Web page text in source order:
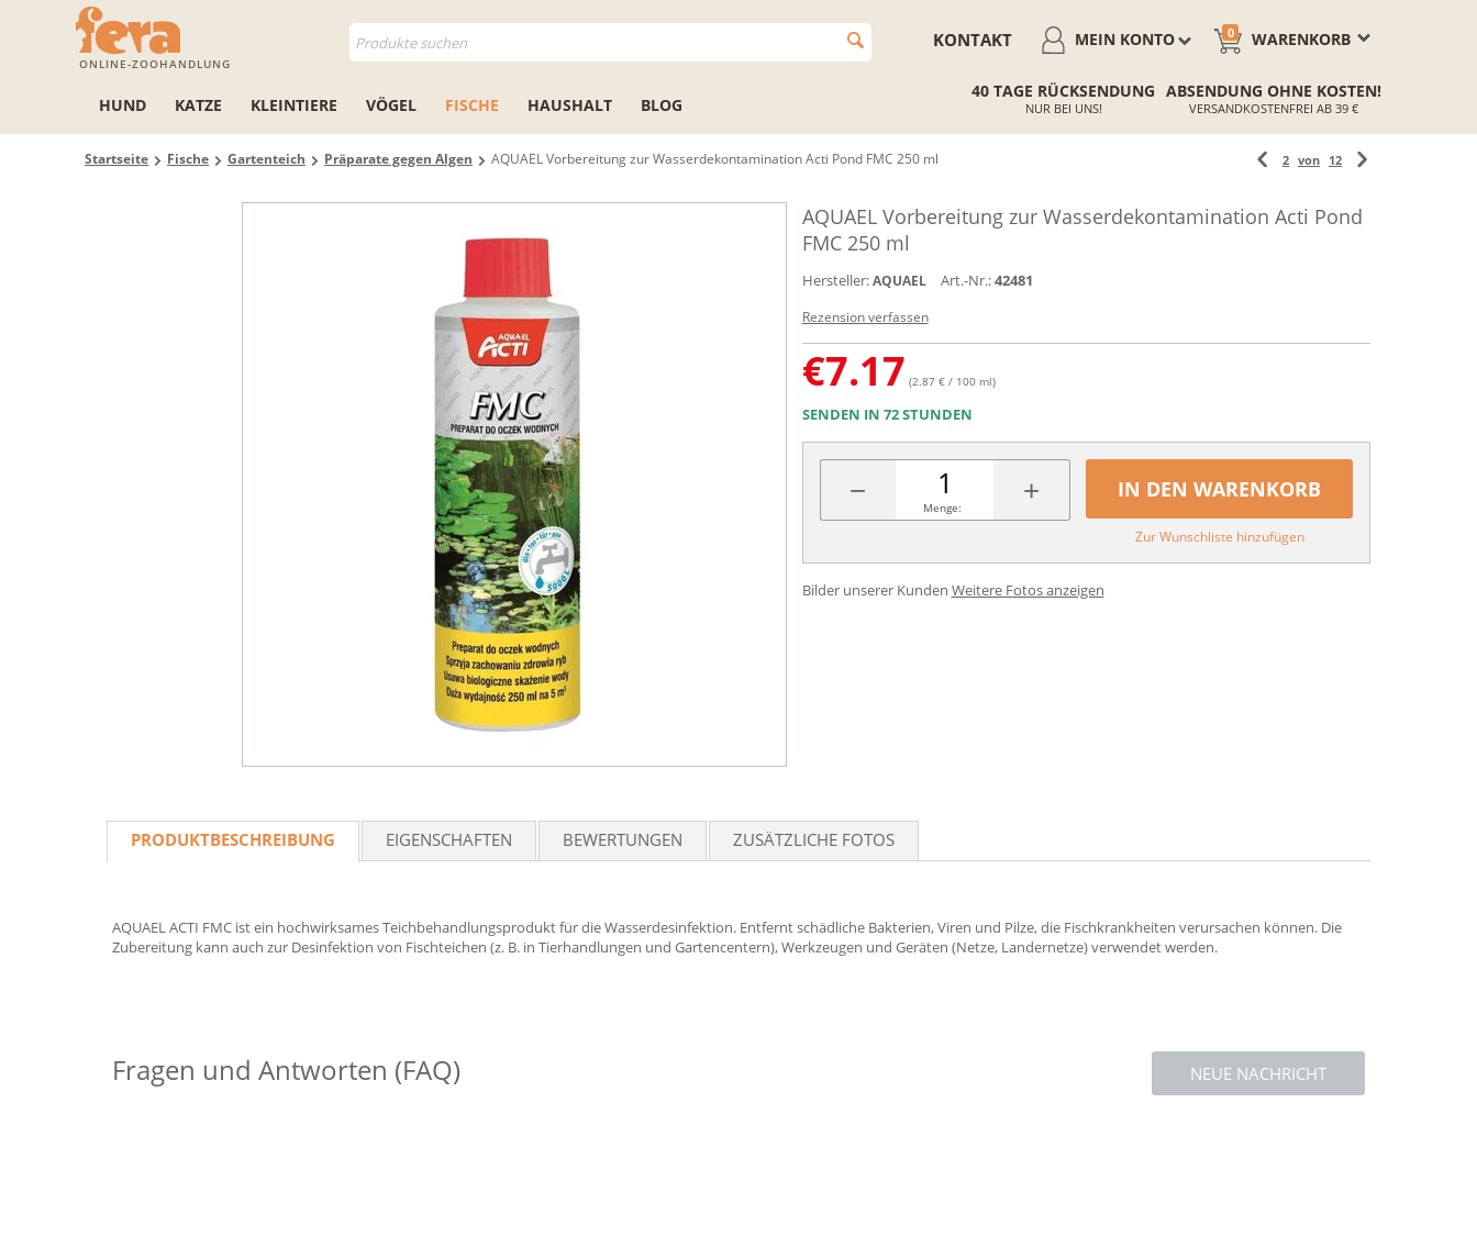
ONLINE-ZOOHANDLUNG
WARENKORB
0
MEIN KONTO
KONTAKT
HUND KATZE KLEINTIERE VÖGEL FISCHE HAUSHALT BLOG
40 TAGE RÜCKSENDUNG
NUR BEI UNS!
ABSENDUNG OHNE KOSTEN!
VERSANDKOSTENFREI AB 39 €
Startseite Fische Gartenteich Präparate gegen Algen AQUAEL Vorbereitung zur Wasserdekontamination Acti Pond FMC 250 ml 2 von 12
AQUAEL Vorbereitung zur Wasserdekontamination Acti Pond
FMC 250 ml
Hersteller: AQUAEL Art.-Nr.:42481
Rezension verfassen
€7.17 (2.87 € / 100 ml)
SENDEN IN 72 STUNDEN
− +
Menge:
IN DEN WARENKORB
Zur Wunschliste hinzufügen
Bilder unserer Kunden Weitere Fotos anzeigen
PRODUKTBESCHREIBUNG EIGENSCHAFTEN BEWERTUNGEN ZUSÄTZLICHE FOTOS
AQUAEL ACTI FMC ist ein hochwirksames Teichbehandlungsprodukt für die Wasserdesinfektion. Entfernt schädliche Bakterien, Viren und Pilze, die Fischkrankheiten verursachen können. Die
Zubereitung kann auch zur Desinfektion von Fischteichen (z. B. in Tierhandlungen und Gartencentern), Werkzeugen und Geräten (Netze, Landernetze) verwendet werden.
NEUE NACHRICHT
Fragen und Antworten (FAQ)